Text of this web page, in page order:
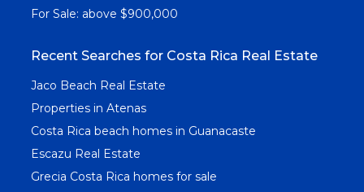
For Sale: above $900,000
Recent Searches for Costa Rica Real Estate
Jaco Beach Real Estate
Properties in Atenas
Costa Rica beach homes in Guanacaste
Escazu Real Estate
Grecia Costa Rica homes for sale